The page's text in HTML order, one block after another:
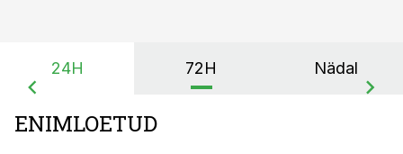
24H 72H Nädal
ENIMLOETUD